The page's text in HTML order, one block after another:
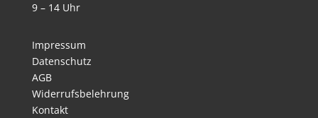
9 – 14 Uhr
Impressum
Datenschutz
AGB
Widerrufsbelehrung
Kontakt